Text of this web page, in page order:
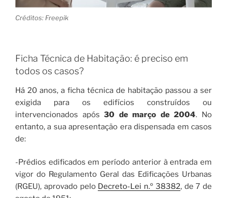
Créditos: Freepik
Ficha Técnica de Habitação: é preciso em
todos os casos?
Há 20 anos, a ficha técnica de habitação passou a ser
exigida para os edifícios construídos ou
intervencionados após30 de março de 2004. No
entanto, a sua apresentação era dispensada em casos
de:
-Prédios edificados em período anterior à entrada em
vigor do Regulamento Geral das Edificações Urbanas
(RGEU), aprovado pelo Decreto-Lei n.º 38382, de 7 de